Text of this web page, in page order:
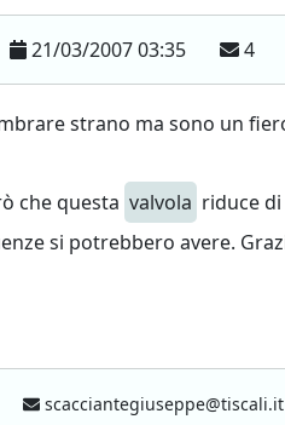
21/03/2007 03:35 4
strano ma sono un
che questa valvola riduce
si potrebbero avere.
scacciantegiuseppe@tiscali.it